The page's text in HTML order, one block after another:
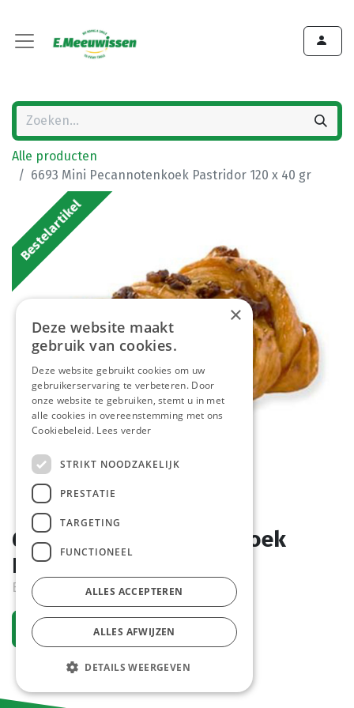
Alle producten
6693 Mini Pecannotenkoek Pastridor 120 x 40 gr
Bestelartikel
6693 Mini Pecannotenkoek
Pastridor 120 x 40 gr
Bestelartikel
Vraag een account aan
×
Deze website maakt
gebruik van cookies.
Deze website gebruikt cookies om uw
gebruikerservaring te verbeteren. Door
onze website te gebruiken, stemt u in met
alle cookies in overeenstemming met ons
Cookiebeleid. Lees verder
STRIKT NOODZAKELIJK
PRESTATIE
TARGETING
FUNCTIONEEL
ALLES ACCEPTEREN
ALLES AFWIJZEN
DETAILS WEERGEVEN